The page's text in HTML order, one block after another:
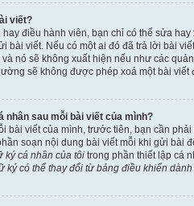
viết?
điều hành viên, bạn chỉ có thể sửa
bài viết. Nếu có một ai đó đã trả lời bài
nó sẽ không xuất hiện nếu như các
sẽ không được phép xoá một bài viết
nhân sau mỗi bài viết của mình?
bài viết của mình, trước tiên, bạn cần
soạn nội dung bài viết mỗi khi gửi bài
ký cá nhân của tôi trong phần thiết lập cá
ký có thể thay đổi từ bảng điều khiển